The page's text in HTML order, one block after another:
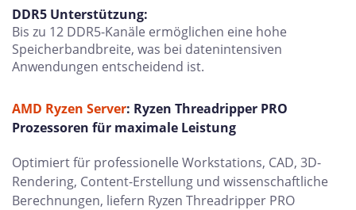
DDR5 Unterstützung:
Bis zu 12 DDR5-Kanäle ermöglichen eine hohe
Speicherbandbreite, was bei datenintensiven
Anwendungen entscheidend ist.
AMD Ryzen Server: Ryzen Threadripper PRO
Prozessoren für maximale Leistung
Optimiert für professionelle Workstations, CAD, 3D-
Rendering, Content-Erstellung und wissenschaftliche
Berechnungen, liefern Ryzen Threadripper PRO